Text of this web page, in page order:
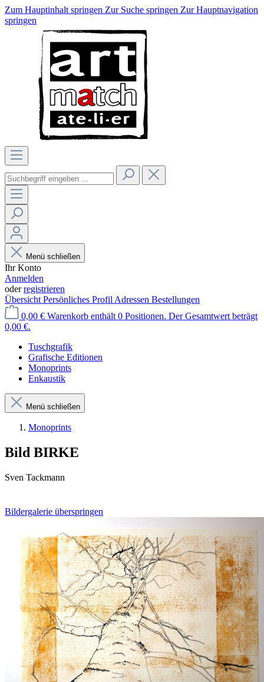
Zum Hauptinhalt springen Zur Suche springen Zur Hauptnavigation
springen
Menü schließen
Ihr Konto
Anmelden
oderregistrieren
Übersicht Persönliches Profil Adressen Bestellungen
0,00 € Warenkorb enthält 0 Positionen. Der Gesamtwert beträgt
0,00 €.
Tuschgrafik
Grafische Editionen
Monoprints
Enkaustik
Menü schließen
Monoprints
Bild BIRKE
Sven Tackmann
Bildergalerie überspringen